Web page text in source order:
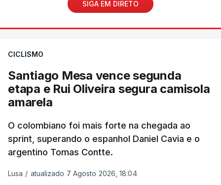
SIGA EM DIRETO
CICLISMO
Santiago Mesa vence segunda
etapa e Rui Oliveira segura camisola
amarela
O colombiano foi mais forte na chegada ao
sprint, superando o espanhol Daniel Cavia e o
argentino Tomas Contte.
Lusa / atualizado 7 Agosto 2026, 18:04